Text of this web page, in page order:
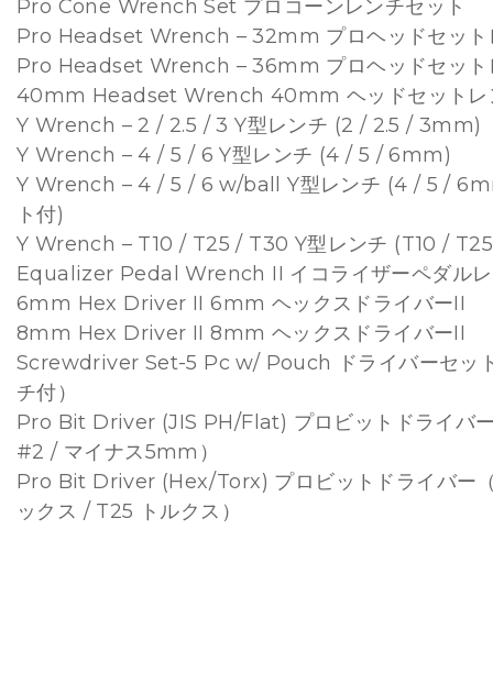
Pro Cone Wrench Set プロコーンレンチセット
Pro Headset Wrench – 32mm プロヘッドセッ
Pro Headset Wrench – 36mm プロヘッドセッ
40mm Headset Wrench 40mm ヘッドセットレ
Y Wrench – 2 / 2.5 / 3 Y型レンチ (2 / 2.5 / 3mm)
Y Wrench – 4 / 5 / 6 Y型レンチ (4 / 5 / 6mm)
Y Wrench – 4 / 5 / 6 w/ball Y型レンチ (4 / 5 /
ト付)
Y Wrench – T10 / T25 / T30 Y型レンチ (T10 /
Equalizer Pedal Wrench II イコライザーペダル
6mm Hex Driver II 6mm ヘックスドライバーII
8mm Hex Driver II 8mm ヘックスドライバーII
Screwdriver Set-5 Pc w/ Pouch ドライバーセッ
チ付）
Pro Bit Driver (JIS PH/Flat) プロビットドライバ
#2 / マイナス5mm）
Pro Bit Driver (Hex/Torx) プロビットドライバー
ックス / T25 トルクス）